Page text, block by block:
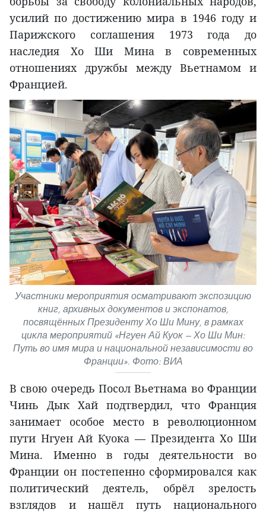
усилий по достижению мира в 1946 году и
Парижского соглашения 1973 года до
наследия Хо Ши Мина в современных
отношениях дружбы между Вьетнамом и
Францией.
Участники мероприятия осматривают экспозицию
книг, архивных документов и экспонатов,
посвящённых Президенту Хо Ши Мину, в рамках
цикла мероприятий «Нгуен Ай Куок — Хо Ши Мин:
Путь во имя мира и национальной независимости во
Франции». Фото: ВИА
В свою очередь Посол Вьетнама во Франции
Чинь Дык Хай подтвердил, что Франция
занимает особое место в революционном
пути Нгуен Ай Куока — Президента Хо Ши
Мина. Именно в годы деятельности во
Франции он постепенно сформировался как
политический деятель, обрёл зрелость
взглядов и нашёл путь национального